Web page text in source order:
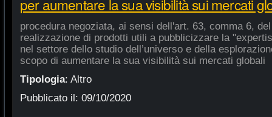
per aumentare la sua visibilità sui mercati
procedura negoziata, ai sensi dell'art. 63, comma 6,
realizzazione di prodotti utili a pubblicizzare la
nel settore dello studio dell’universo e della
scopo di aumentare la sua visibilità sui mercati globali
Tipologia: Altro
Pubblicato il: 09/10/2020